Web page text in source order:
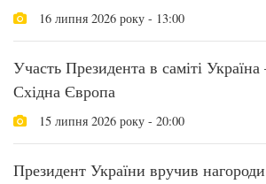
16 липня 2026 року - 13:00
Участь Президента в саміті
Східна Європа
15 липня 2026 року - 20:00
Президент України вручив